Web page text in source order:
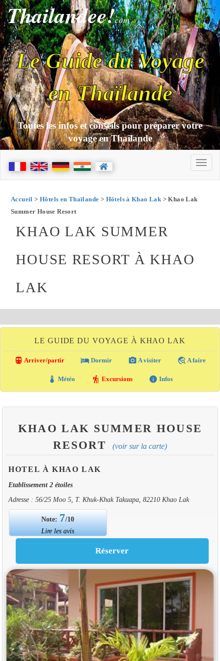
Thailandee!com
Le Guide du Voyage
en Thaïlande
Toutes les infos et conseils pour préparer votre
voyage en Thaïlande
Accueil > Hôtels en Thaïlande > Hôtels à Khao Lak > Khao Lak
Summer House Resort
KHAO LAK SUMMER
HOUSE RESORT À KHAO
LAK
LE GUIDE DU VOYAGE À KHAO LAK
directions_transit Arriver/partir local_hotel Dormir photo_camera A visiter travel_explore A faire
thermostat Météo hiking Excursions info Infos
KHAO LAK SUMMER HOUSE
RESORT
(voir sur la carte)
HOTEL À KHAO LAK
Etablissement 2 étoiles
Adresse : 56/25 Moo 5, T. Khuk-Khak Takuapa, 82210 Khao Lak
Note: 7/10
Lire les avis